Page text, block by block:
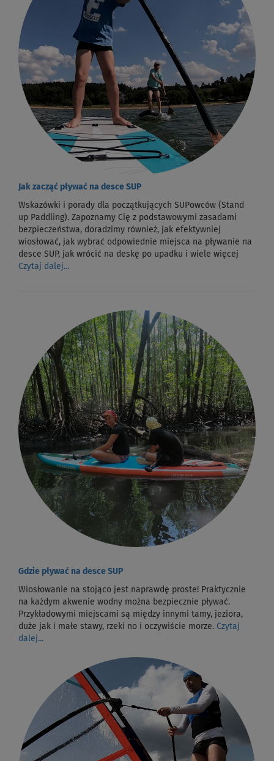
Jak zacząć pływać na desce SUP
Wskazówki i porady dla początkujących SUPowców (Stand
up Paddling). Zapoznamy Cię z podstawowymi zasadami
bezpieczeństwa, doradzimy również, jak efektywniej
wiosłować, jak wybrać odpowiednie miejsca na pływanie na
desce SUP, jak wrócić na deskę po upadku i wiele więcej
Czytaj dalej...
Gdzie pływać na desce SUP
Wiosłowanie na stojąco jest naprawdę proste! Praktycznie
na każdym akwenie wodny można bezpiecznie pływać.
Przykładowymi miejscami są między innymi tamy, jeziora,
duże jak i małe stawy, rzeki no i oczywiście morze. Czytaj
dalej...